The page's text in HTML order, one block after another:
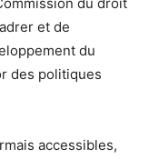
et de
du
des politiques
accessibles,